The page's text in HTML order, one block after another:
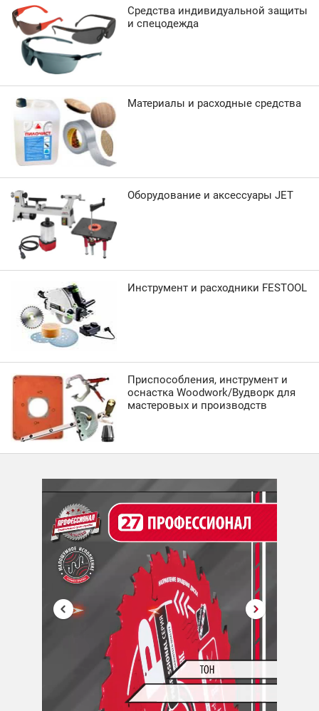
Средства индивидуальной защиты
и спецодежда
Материалы и расходные средства
Оборудование и аксессуары JET
Инструмент и расходники FESTOOL
Приспособления, инструмент и
оснастка Woodwork/Вудворк для
мастеровых и производств